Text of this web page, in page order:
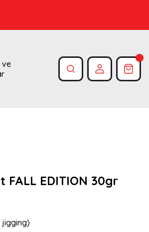
ve
EDITION 30gr
jigging)